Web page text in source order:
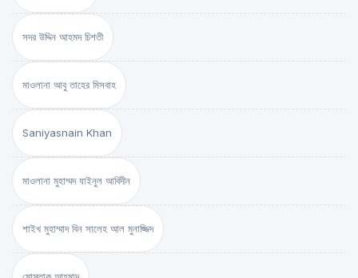
সদর উদ্দিন আহমদ চিশতী
মাওলানা আবু তাহের মিসবাহ
Saniyasnain Khan
মাওলানা মুহাম্মদ যাইনুল আবিদীন
শাইখ মুহাম্মাদ বিন সালেহ আল মুনাজ্জিদ